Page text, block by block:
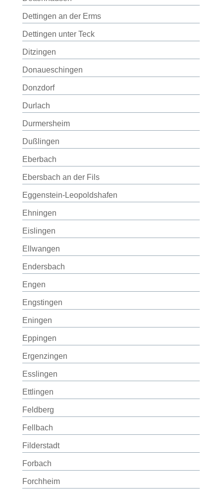
Dettingen an der Erms
Dettingen unter Teck
Ditzingen
Donaueschingen
Donzdorf
Durlach
Durmersheim
Dußlingen
Eberbach
Ebersbach an der Fils
Eggenstein-Leopoldshafen
Ehningen
Eislingen
Ellwangen
Endersbach
Engen
Engstingen
Eningen
Eppingen
Ergenzingen
Esslingen
Ettlingen
Feldberg
Fellbach
Filderstadt
Forbach
Forchheim